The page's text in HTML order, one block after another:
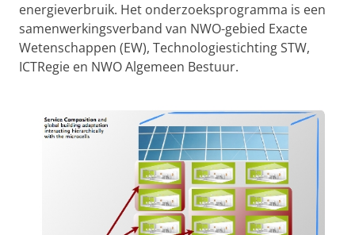
energieverbruik. Het onderzoeksprogramma is een
samenwerkingsverband van NWO-gebied Exacte
Wetenschappen (EW), Technologiestichting STW,
ICTRegie en NWO Algemeen Bestuur.